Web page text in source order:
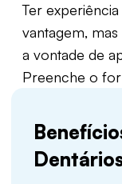
Ter
vantagem,
a vontade de
Preenche o